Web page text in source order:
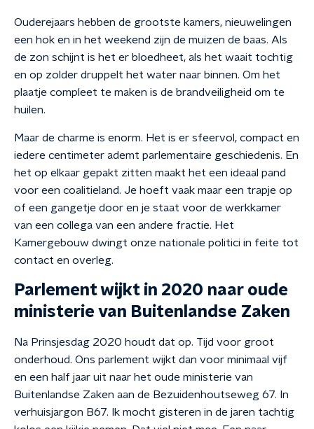
Ouderejaars hebben de grootste kamers, nieuwelingen
een hok en in het weekend zijn de muizen de baas. Als
de zon schijnt is het er bloedheet, als het waait tochtig
en op zolder druppelt het water naar binnen. Om het
plaatje compleet te maken is de brandveiligheid om te
huilen.
Maar de charme is enorm. Het is er sfeervol, compact en
iedere centimeter ademt parlementaire geschiedenis. En
het op elkaar gepakt zitten maakt het een ideaal pand
voor een coalitieland. Je hoeft vaak maar een trapje op
of een gangetje door en je staat voor de werkkamer
van een collega van een andere fractie. Het
Kamergebouw dwingt onze nationale politici in feite tot
contact en overleg.
Parlement wijkt in 2020 naar oude
ministerie van Buitenlandse Zaken
Na Prinsjesdag 2020 houdt dat op. Tijd voor groot
onderhoud. Ons parlement wijkt dan voor minimaal vijf
en een half jaar uit naar het oude ministerie van
Buitenlandse Zaken aan de Bezuidenhoutseweg 67. In
verhuisjargon B67. Ik mocht gisteren in de jaren tachtig